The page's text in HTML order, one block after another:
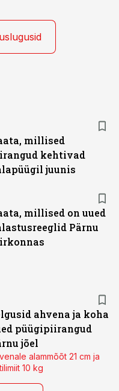
millised
kehtivad
juunis
millised on uued
Pärnu
ahvena ja koha
püügipiirangud
jõel
alammõõt 21 cm ja
10 kg